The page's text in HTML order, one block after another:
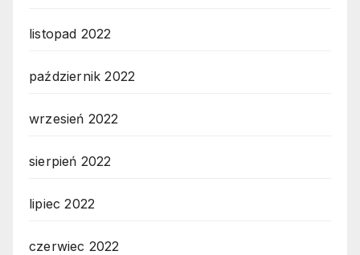
listopad 2022
październik 2022
wrzesień 2022
sierpień 2022
lipiec 2022
czerwiec 2022